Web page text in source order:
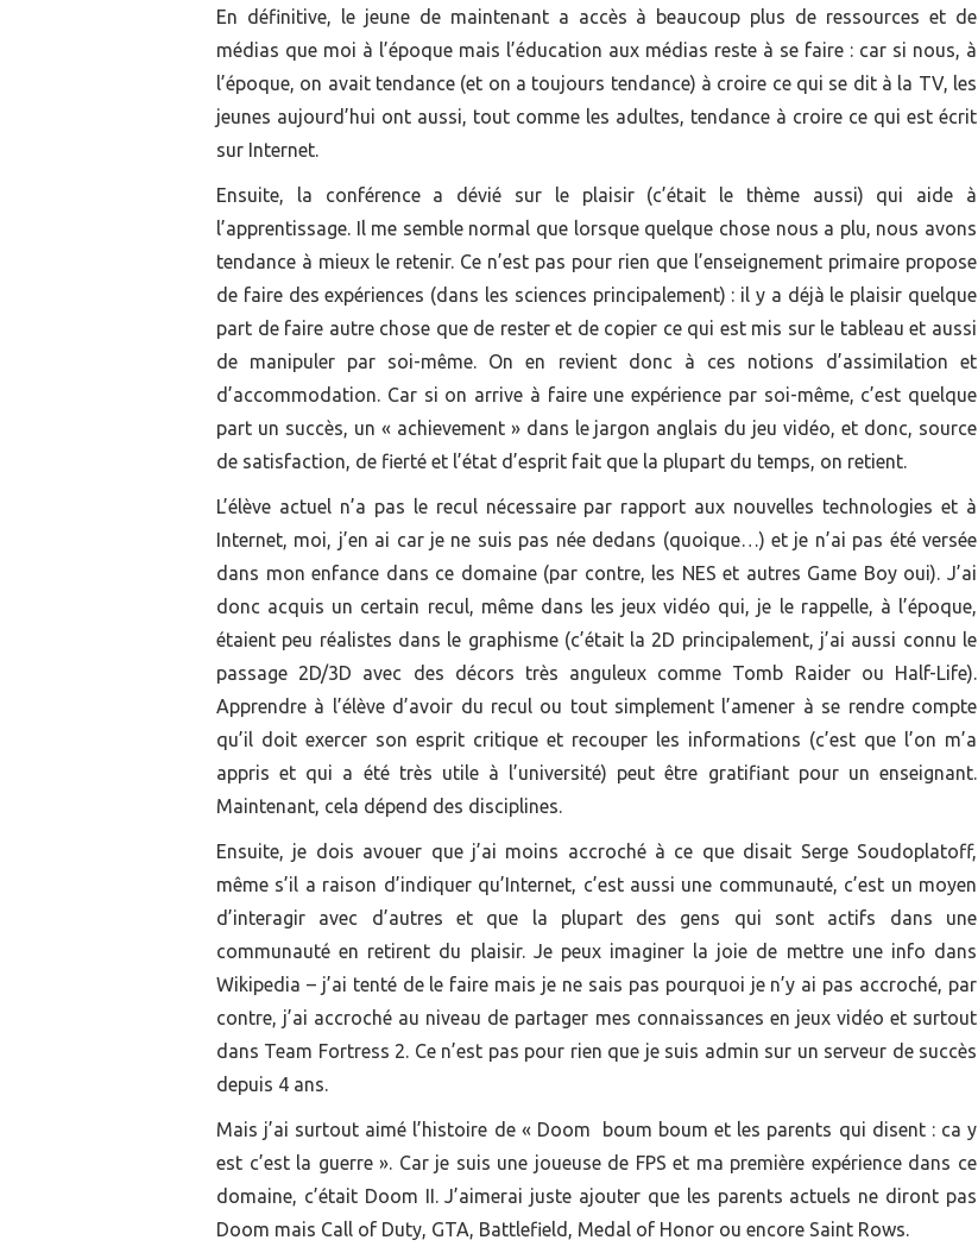
En définitive, le jeune de maintenant a accès à beaucoup plus de ressources et de
médias que moi à l’époque mais l’éducation aux médias reste à se faire : car si nous, à
l’époque, on avait tendance (et on a toujours tendance) à croire ce qui se dit à la TV, les
jeunes aujourd’hui ont aussi, tout comme les adultes, tendance à croire ce qui est écrit
sur Internet.
Ensuite, la conférence a dévié sur le plaisir (c’était le thème aussi) qui aide à
l’apprentissage. Il me semble normal que lorsque quelque chose nous a plu, nous avons
tendance à mieux le retenir. Ce n’est pas pour rien que l’enseignement primaire propose
de faire des expériences (dans les sciences principalement) : il y a déjà le plaisir quelque
part de faire autre chose que de rester et de copier ce qui est mis sur le tableau et aussi
de manipuler par soi-même. On en revient donc à ces notions d’assimilation et
d’accommodation. Car si on arrive à faire une expérience par soi-même, c’est quelque
part un succès, un « achievement » dans le jargon anglais du jeu vidéo, et donc, source
de satisfaction, de fierté et l’état d’esprit fait que la plupart du temps, on retient.
L’élève actuel n’a pas le recul nécessaire par rapport aux nouvelles technologies et à
Internet, moi, j’en ai car je ne suis pas née dedans (quoique…) et je n’ai pas été versée
dans mon enfance dans ce domaine (par contre, les NES et autres Game Boy oui). J’ai
donc acquis un certain recul, même dans les jeux vidéo qui, je le rappelle, à l’époque,
étaient peu réalistes dans le graphisme (c’était la 2D principalement, j’ai aussi connu le
passage 2D/3D avec des décors très anguleux comme Tomb Raider ou Half-Life).
Apprendre à l’élève d’avoir du recul ou tout simplement l’amener à se rendre compte
qu’il doit exercer son esprit critique et recouper les informations (c’est que l’on m’a
appris et qui a été très utile à l’université) peut être gratifiant pour un enseignant.
Maintenant, cela dépend des disciplines.
Ensuite, je dois avouer que j’ai moins accroché à ce que disait Serge Soudoplatoff,
même s’il a raison d’indiquer qu’Internet, c’est aussi une communauté, c’est un moyen
d’interagir avec d’autres et que la plupart des gens qui sont actifs dans une
communauté en retirent du plaisir. Je peux imaginer la joie de mettre une info dans
Wikipedia – j’ai tenté de le faire mais je ne sais pas pourquoi je n’y ai pas accroché, par
contre, j’ai accroché au niveau de partager mes connaissances en jeux vidéo et surtout
dans Team Fortress 2. Ce n’est pas pour rien que je suis admin sur un serveur de succès
depuis 4 ans.
Mais j’ai surtout aimé l’histoire de « Doom boum boum et les parents qui disent : ca y
est c’est la guerre ». Car je suis une joueuse de FPS et ma première expérience dans ce
domaine, c’était Doom II. J’aimerai juste ajouter que les parents actuels ne diront pas
Doom mais Call of Duty, GTA, Battlefield, Medal of Honor ou encore Saint Rows.